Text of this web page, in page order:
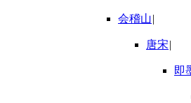
会稽山|
唐宋|
即